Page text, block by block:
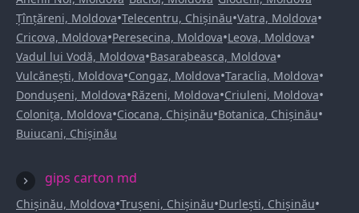
Țînțăreni, Moldova•Telecentru, Chișinău•Vatra, Moldova•
Cricova, Moldova•Peresecina, Moldova•Leova, Moldova•
Vadul lui Vodă, Moldova•Basarabeasca, Moldova•
Vulcănești, Moldova•Congaz, Moldova•Taraclia, Moldova•
Dondușeni, Moldova•Răzeni, Moldova•Criuleni, Moldova•
Colonița, Moldova•Ciocana, Chișinău•Botanica, Chișinău•
Buiucani, Chișinău
gips carton md
Chișinău, Moldova•Trușeni, Chișinău•Durlești, Chișinău•